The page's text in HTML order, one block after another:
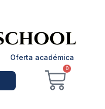
Oferta académica
0